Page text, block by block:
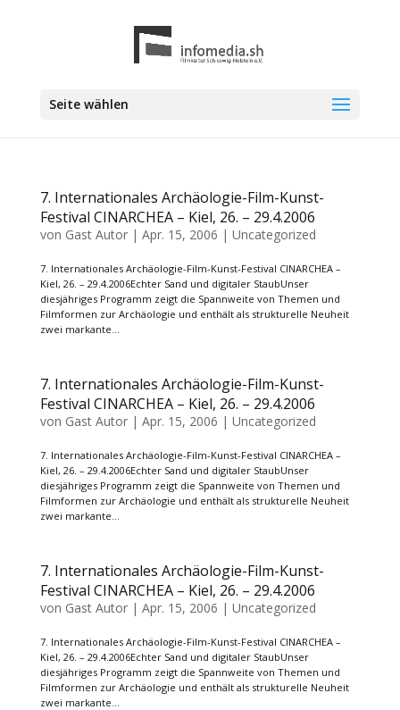
Seite wählen
7. Internationales Archäologie-Film-Kunst-
Festival CINARCHEA – Kiel, 26. – 29.4.2006
von Gast Autor| Apr. 15, 2006 | Uncategorized
7. Internationales Archäologie-Film-Kunst-Festival CINARCHEA –
Kiel, 26. – 29.4.2006Echter Sand und digitaler StaubUnser
diesjähriges Programm zeigt die Spannweite von Themen und
Filmformen zur Archäologie und enthält als strukturelle Neuheit
zwei markante...
7. Internationales Archäologie-Film-Kunst-
Festival CINARCHEA – Kiel, 26. – 29.4.2006
von Gast Autor| Apr. 15, 2006 | Uncategorized
7. Internationales Archäologie-Film-Kunst-Festival CINARCHEA –
Kiel, 26. – 29.4.2006Echter Sand und digitaler StaubUnser
diesjähriges Programm zeigt die Spannweite von Themen und
Filmformen zur Archäologie und enthält als strukturelle Neuheit
zwei markante...
7. Internationales Archäologie-Film-Kunst-
Festival CINARCHEA – Kiel, 26. – 29.4.2006
von Gast Autor| Apr. 15, 2006 | Uncategorized
7. Internationales Archäologie-Film-Kunst-Festival CINARCHEA –
Kiel, 26. – 29.4.2006Echter Sand und digitaler StaubUnser
diesjähriges Programm zeigt die Spannweite von Themen und
Filmformen zur Archäologie und enthält als strukturelle Neuheit
zwei markante...